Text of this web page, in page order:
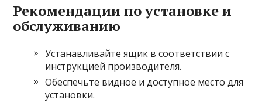
Рекомендации по установке и
обслуживанию
Устанавливайте ящик в соответствии с
инструкцией производителя.
Обеспечьте видное и доступное место для
установки.